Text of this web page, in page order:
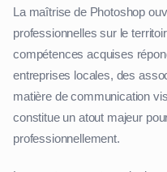
La maîtrise de Photoshop
professionnelles sur le
compétences acquises
entreprises locales, des
matière de communication
constitue un atout majeur
professionnellement.